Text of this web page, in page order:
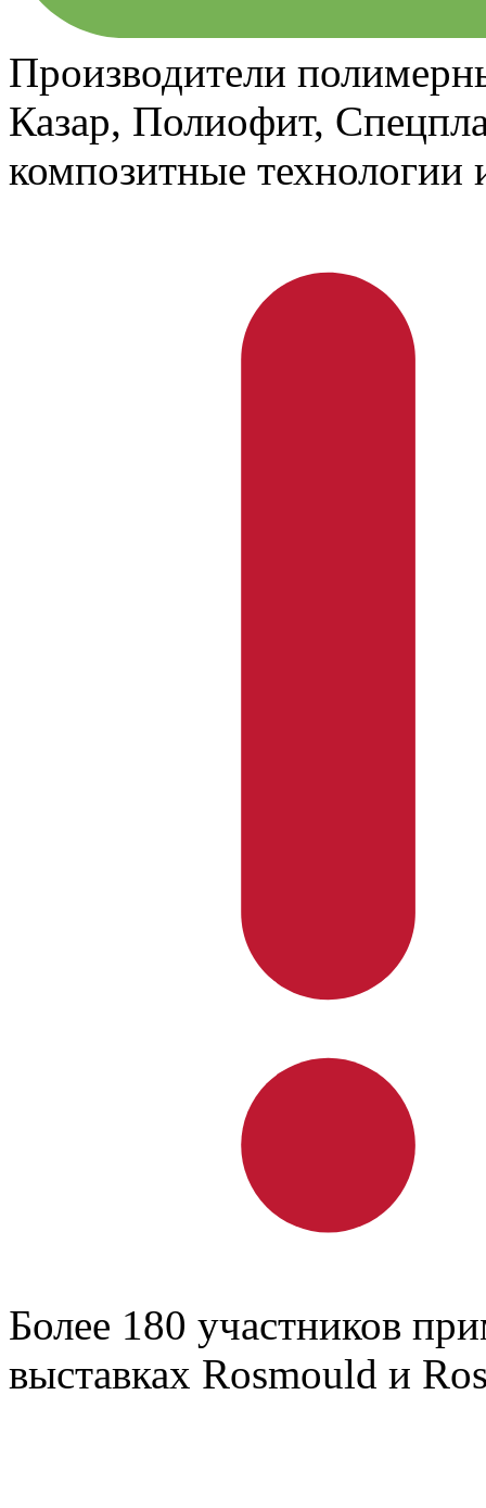
Производители
Казар, Полиофит,
композитные технологии
Более 180 участников
выставках Rosmould и